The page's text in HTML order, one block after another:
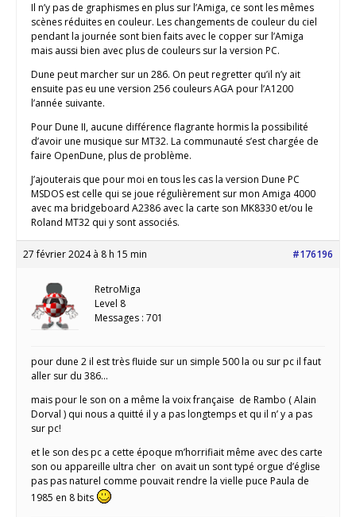
Il n’y pas de graphismes en plus sur l’Amiga, ce sont les mêmes
scènes réduites en couleur. Les changements de couleur du ciel
pendant la journée sont bien faits avec le copper sur l’Amiga
mais aussi bien avec plus de couleurs sur la version PC.
Dune peut marcher sur un 286. On peut regretter qu’il n’y ait
ensuite pas eu une version 256 couleurs AGA pour l’A1200
l’année suivante.
Pour Dune II, aucune différence flagrante hormis la possibilité
d’avoir une musique sur MT32. La communauté s’est chargée de
faire OpenDune, plus de problème.
J’ajouterais que pour moi en tous les cas la version Dune PC
MSDOS est celle qui se joue régulièrement sur mon Amiga 4000
avec ma bridgeboard A2386 avec la carte son MK8330 et/ou le
Roland MT32 qui y sont associés.
27 février 2024 à 8 h 15 min #176196
RetroMiga
Level 8
Messages : 701
pour dune 2 il est très fluide sur un simple 500 la ou sur pc il faut
aller sur du 386…
mais pour le son on a même la voix française de Rambo ( Alain
Dorval ) qui nous a quitté il y a pas longtemps et qu il n’ y a pas
sur pc!
et le son des pc a cette époque m’horrifiait même avec des carte
son ou appareille ultra cher on avait un sont typé orgue d’église
pas pas naturel comme pouvait rendre la vielle puce Paula de
1985 en 8 bits